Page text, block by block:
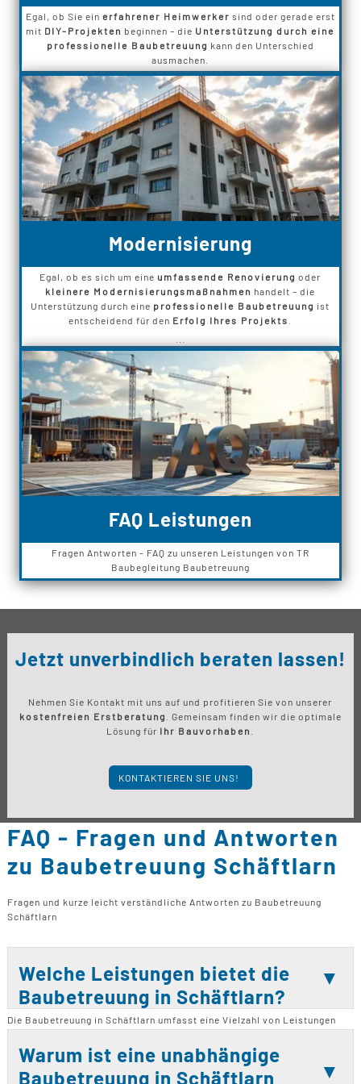
Egal, ob Sie ein erfahrener Heimwerker sind oder gerade erst
mit DIY-Projekten beginnen – die Unterstützung durch eine
professionelle Baubetreuung kann den Unterschied
ausmachen.
Modernisierung
Egal, ob es sich um eineumfassende Renovierung oder
kleinere Modernisierungsmaßnahmen handelt – die
Unterstützung durch eine professionelle Baubetreuung ist
entscheidend für den Erfolg Ihres Projekts
FAQ Leistungen
Fragen Antworten - FAQ zu unseren Leistungen von TR
Baubegleitung Baubetreuung
Jetzt unverbindlich beraten lassen!
Nehmen Sie Kontakt mit uns auf und profitieren Sie von unserer
kostenfreien Erstberatung
. Gemeinsam finden wir die optimale
Lösung für Ihr Bauvorhaben
KONTAKTIEREN SIE UNS!
FAQ - Fragen und Antworten
zu Baubetreuung Schäftlarn
Fragen und kurze leicht verständliche Antworten zu Baubetreuung
Schäftlarn
Welche Leistungen bietet die
Baubetreuung in Schäftlarn?
Die Baubetreuung in Schäftlarn umfasst eine Vielzahl von Leistungen
Balkon- und Terrassensanierungen. Zusätzlich bieten wir
Bauberatungen und Kaufberatungen an. Wir arbeiten eng mit Architekten
und Bauplanern zusammen, um sicherzustellen, dass Ihr Bauvorhaben
Warum ist eine unabhängige
Baubetreuung in Schäftlarn